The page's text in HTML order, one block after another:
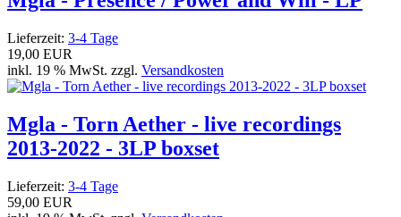
Lieferzeit: 3-4 Tage
19,00 EUR
inkl. 19 % MwSt. zzgl. Versandkosten
Mgla - Torn Aether - live recordings
2013-2022 - 3LP boxset
Lieferzeit: 3-4 Tage
59,00 EUR